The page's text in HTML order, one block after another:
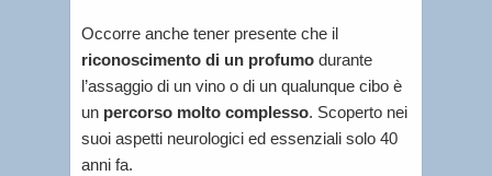
Occorre anche tener presente che il
riconoscimento di un profumo durante
l’assaggio di un vino o di un qualunque cibo è
un percorso molto complesso. Scoperto nei
suoi aspetti neurologici ed essenziali solo 40
anni fa.